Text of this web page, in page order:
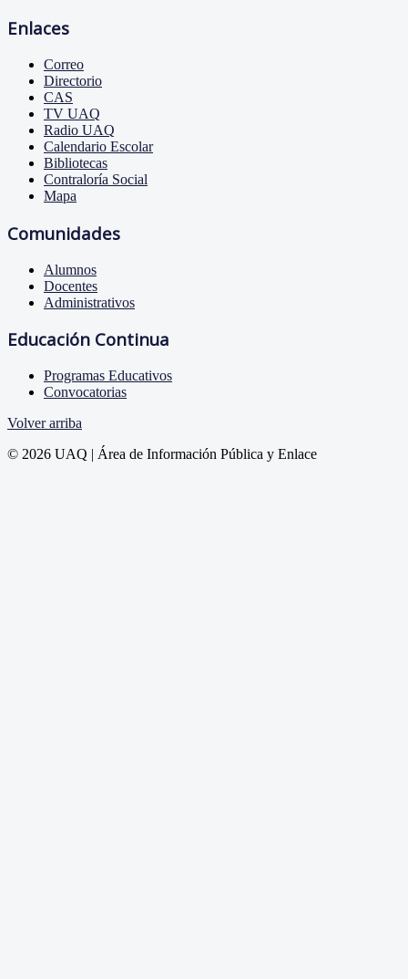
Enlaces
Correo
Directorio
CAS
TV UAQ
Radio UAQ
Calendario Escolar
Bibliotecas
Contraloría Social
Mapa
Comunidades
Alumnos
Docentes
Administrativos
Educación Continua
Programas Educativos
Convocatorias
Volver arriba
© 2026 UAQ | Área de Información Pública y Enlace